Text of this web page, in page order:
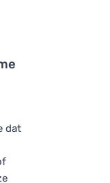
dat